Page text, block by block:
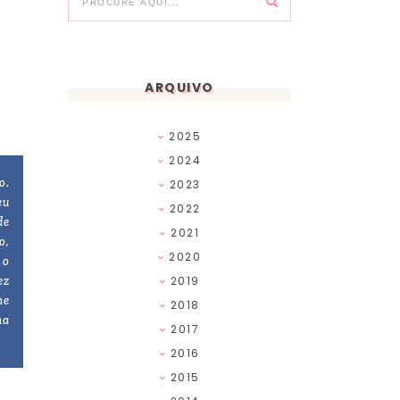
ARQUIVO
2025
2024
2023
2022
2021
2020
2019
2018
2017
2016
2015